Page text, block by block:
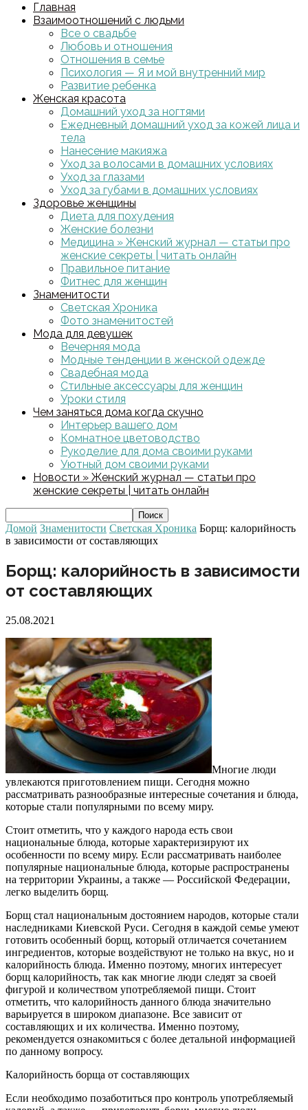
Главная
Взаимоотношений с людьми
Все о свадьбе
Любовь и отношения
Отношения в семье
Психология — Я и мой внутренний мир
Развитие ребенка
Женская красота
Домашний уход за ногтями
Ежедневный домашний уход за кожей лица и
тела
Нанесение макияжа
Уход за волосами в домашних условиях
Уход за глазами
Уход за губами в домашних условиях
Здоровье женщины
Диета для похудения
Женские болезни
Медицина » Женский журнал — статьи про
женские секреты | читать онлайн
Правильное питание
Фитнес для женщин
Знаменитости
Светская Хроника
Фото знаменитостей
Мода для девушек
Вечерняя мода
Модные тенденции в женской одежде
Свадебная мода
Стильные аксессуары для женщин
Уроки стиля
Чем заняться дома когда скучно
Интерьер вашего дом
Комнатное цветоводство
Рукоделие для дома своими руками
Уютный дом своими руками
Новости » Женский журнал — статьи про
женские секреты | читать онлайн
Домой Знаменитости Светская Хроника Борщ: калорийность
в зависимости от составляющих
Борщ: калорийность в зависимости
от составляющих
25.08.2021
Многие люди
увлекаются приготовлением пищи. Сегодня можно
рассматривать разнообразные интересные сочетания и блюда,
которые стали популярными по всему миру.
Стоит отметить, что у каждого народа есть свои
национальные блюда, которые характеризируют их
особенности по всему миру. Если рассматривать наиболее
популярные национальные блюда, которые распространены
на территории Украины, а также — Российской Федерации,
легко выделить борщ.
Борщ стал национальным достоянием народов, которые стали
наследниками Киевской Руси. Сегодня в каждой семье умеют
готовить особенный борщ, который отличается сочетанием
ингредиентов, которые воздействуют не только на вкус, но и
калорийность блюда. Именно поэтому, многих интересует
борщ калорийность, так как многие люди следят за своей
фигурой и количеством употребляемой пищи. Стоит
отметить, что калорийность данного блюда значительно
варьируется в широком диапазоне. Все зависит от
составляющих и их количества. Именно поэтому,
рекомендуется ознакомиться с более детальной информацией
по данному вопросу.
Калорийность борща от составляющих
Если необходимо позаботиться про контроль употребляемый